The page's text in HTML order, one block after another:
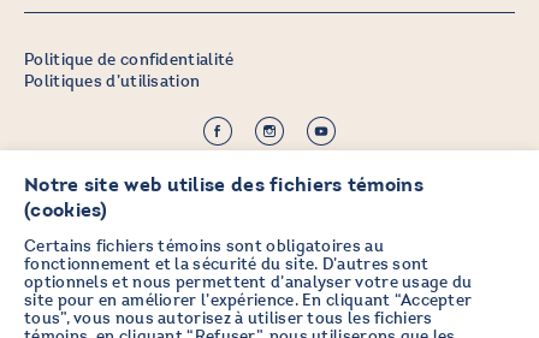
Crédit :Zen Branding, Design & Com.
Politique de confidentialité
Politiques d’utilisation
PRENEZ DES NOUVELLES EN
VOUS ABONNANT À L’INFOLETTRE
Notre site web utilise des fichiers témoins
(cookies)
Certains fichiers témoins sont obligatoires au
fonctionnement et la sécurité du site. D’autres sont
optionnels et nous permettent d’analyser votre usage du
site pour en améliorer l’expérience. En cliquant “Accepter
tous”, vous nous autorisez à utiliser tous les fichiers